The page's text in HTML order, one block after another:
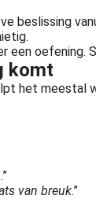
beslissing
een oefening.
komt
het
.”
van breuk.”